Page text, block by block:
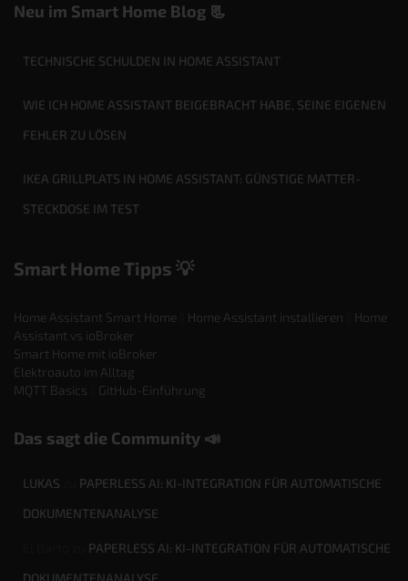
Neu im Smart Home Blog 📃
TECHNISCHE SCHULDEN IN HOME ASSISTANT
WIE ICH HOME ASSISTANT BEIGEBRACHT HABE, SEINE EIGENEN
FEHLER ZU LÖSEN
IKEA GRILLPLATS IN HOME ASSISTANT: GÜNSTIGE MATTER-
STECKDOSE IM TEST
Smart Home Tipps 💡
Home Assistant Smart Home Home Assistant installieren
Home
Assistant vs ioBroker
Smart Home mit ioBroker
Elektroauto im Alltag
MQTT Basics
GitHub-Einführung
Das sagt die Community 📣
LUKAS
PAPERLESS AI: KI-INTEGRATION FÜR AUTOMATISCHE
DOKUMENTENANALYSE
PAPERLESS AI: KI-INTEGRATION FÜR AUTOMATISCHE
DOKUMENTENANALYSE